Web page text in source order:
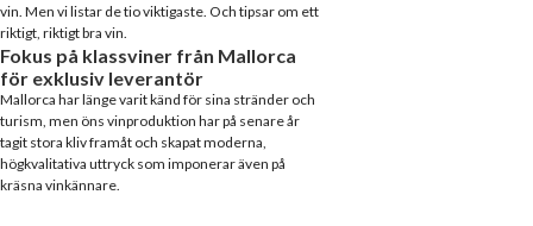
vin. Men vi listar de tio viktigaste. Och tipsar om ett
riktigt, riktigt bra vin.
Fokus på klassviner från Mallorca
för exklusiv leverantör
Mallorca har länge varit känd för sina stränder och
turism, men öns vinproduktion har på senare år
tagit stora kliv framåt och skapat moderna,
högkvalitativa uttryck som imponerar även på
kräsna vinkännare.